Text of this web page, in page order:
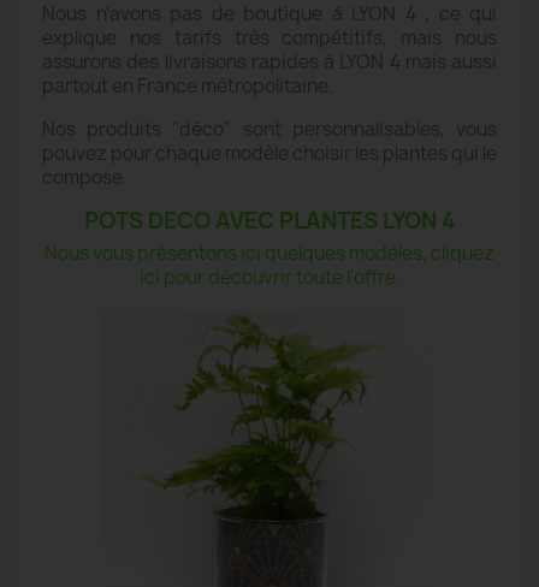
Nous n'avons pas de boutique à LYON 4 , ce qui
explique nos tarifs très compétitifs, mais nous
assurons des livraisons rapides à LYON 4 mais aussi
partout en France métropolitaine.
Nos produits "déco" sont personnalisables, vous
pouvez pour chaque modèle choisir les plantes qui le
compose.
POTS DECO AVEC PLANTES LYON 4
Nous vous présentons ici quelques modèles, cliquez
ici pour découvrir toute l'offre.